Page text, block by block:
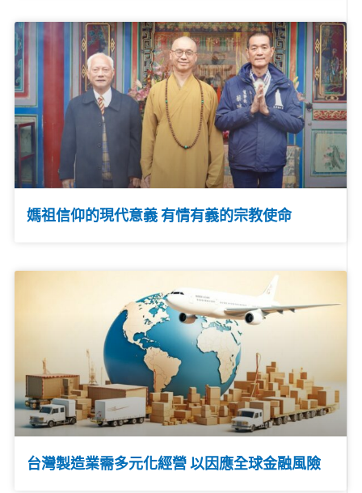
媽祖信仰的現代意義 有情有義的宗教使命
台灣製造業需多元化經營 以因應全球金融風險